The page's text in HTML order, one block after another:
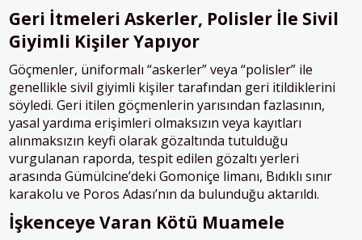
Geri İtmeleri Askerler, Polisler İle Sivil
Giyimli KişilerYapıyor
Göçmenler, üniformalı “askerler” veya “polisler” ile
genellikle sivil giyimli kişiler tarafından geri itildiklerini
söyledi. Geri itilen göçmenlerin yarısından fazlasının,
yasal yardıma erişimleri olmaksızın veya kayıtları
alınmaksızın keyfi olarak gözaltında tutulduğu
vurgulanan raporda, tespit edilen gözaltı yerleri
arasında Gümülcine’deki Gomoniçe limanı, Bıdıklı sınır
karakolu ve Poros Adası’nın da bulunduğu aktarıldı.
İşkenceye Varan Kötü Muamele